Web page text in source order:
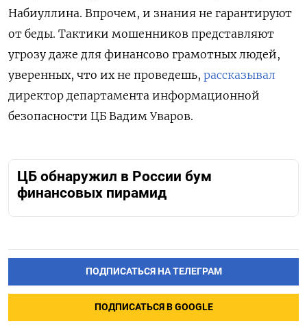
Набиуллина. Впрочем, и знания не гарантируют
от беды. Тактики мошенников представляют
угрозу даже для финансово грамотных людей,
уверенных, что их не проведешь, рассказывал
директор департамента информационной
безопасности ЦБ Вадим Уваров.
ЦБ обнаружил в России бум
финансовых пирамид
ПОДПИСАТЬСЯ НА ТЕЛЕГРАМ
ПОДПИСАТЬСЯ В GOOGLE